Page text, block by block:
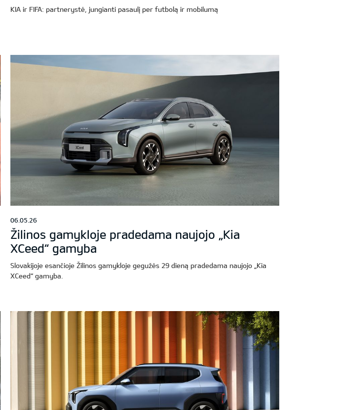
KIA ir FIFA: partnerystė, jungianti pasaulį per futbolą ir mobilumą
06.05.26
Žilinos gamykloje pradedama naujojo „Kia
XCeed“ gamyba
Slovakijoje esančioje Žilinos gamykloje gegužės 29 dieną pradedama naujojo „Kia
XCeed“ gamyba.